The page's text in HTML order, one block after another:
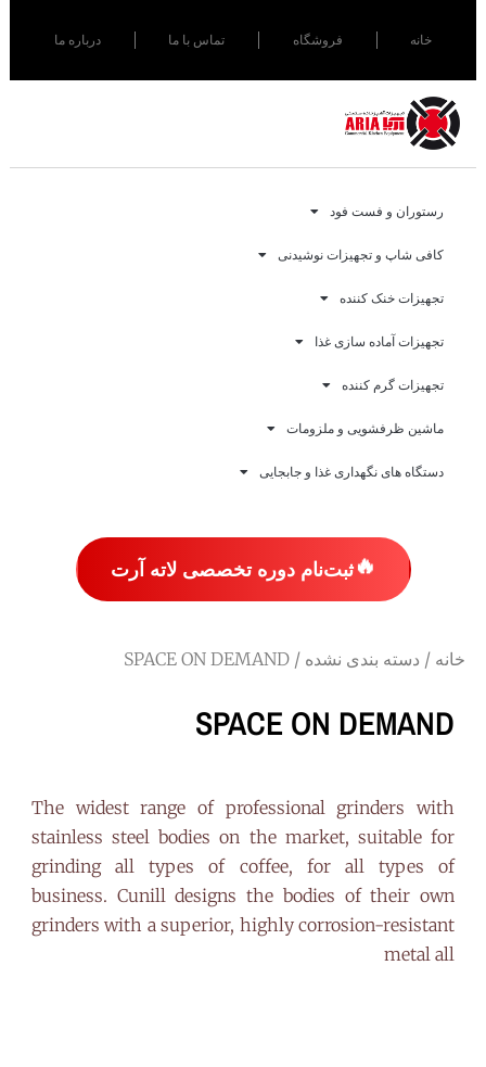
خانه فروشگاه تماس با ما درباره ما
رستوران و فست فود
کافی شاپ و تجهیزات نوشیدنی
تجهیزات خنک کننده
تجهیزات آماده سازی غذا
تجهیزات گرم کننده
ماشین ظرفشویی و ملزومات
دستگاه های نگهداری غذا و جابجایی
🔥ثبت‌نام دوره تخصصی لاته آرت
خانه / دسته بندی نشده / SPACE ON DEMAND
SPACE ON DEMAND
The widest range of professional grinders with
stainless steel bodies on the market, suitable for
grinding all types of coffee, for all types of
business. Cunill designs the bodies of their own
grinders with a superior, highly corrosion-resistant
metal all